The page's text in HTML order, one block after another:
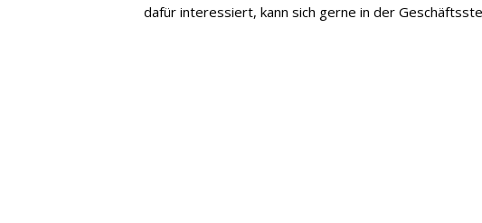
dafür interessiert, kann sich gerne in der